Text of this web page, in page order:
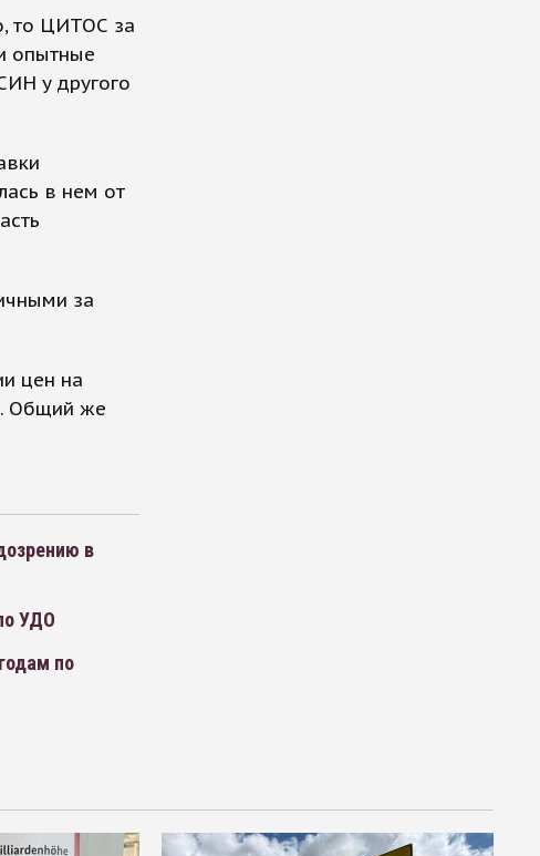
то ЦИТОС за
опытные
у другого
в нем от
за
цен на
Общий же
в
УДО
по